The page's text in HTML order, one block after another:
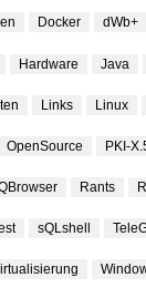
Docker dWb+
Hardware Java
Links Linux
OpenSource PKI-
Rants
sQLshell